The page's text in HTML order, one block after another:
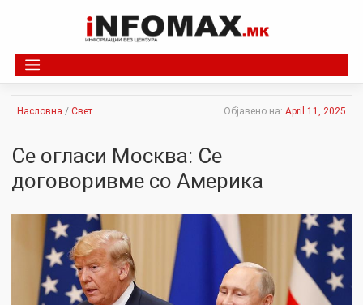
Насловна / Свет Објавено на: April 11, 2025
Се огласи Москва: Се
договоривме со Америка